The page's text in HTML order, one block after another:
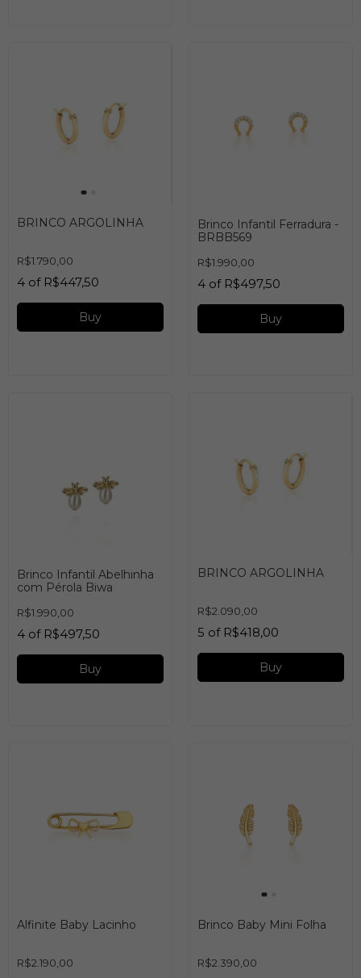
BRINCO ARGOLINHA
R$1.790,00
4 of R$447,50
Buy
Brinco Infantil Ferradura -
BRBB569
R$1.990,00
4 of R$497,50
Buy
Brinco Infantil Abelhinha
com Pérola Biwa
R$1.990,00
4 of R$497,50
Buy
BRINCO ARGOLINHA
R$2.090,00
5 of R$418,00
Buy
Alfinite Baby Lacinho
R$2.190,00
Brinco Baby Mini Folha
R$2.390,00